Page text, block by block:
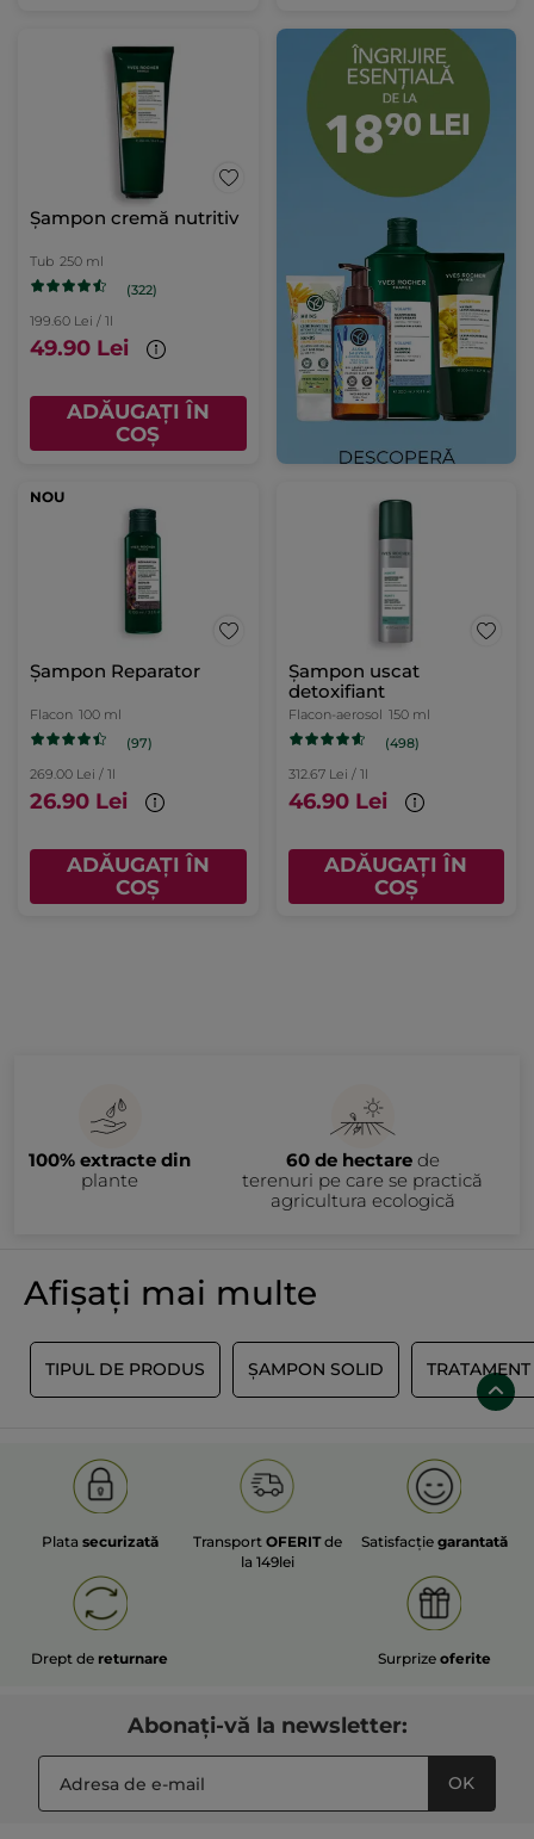
Șampon cremă nutritiv
Tub 250 ml
(322)
199.60 Lei / 1l
49.90 Lei
ADĂUGAȚI ÎN
COȘ
NOU
Șampon Reparator
Flacon 100 ml
(97)
269.00 Lei / 1l
26.90 Lei
ADĂUGAȚI ÎN
COȘ
Șampon uscat
detoxifiant
Flacon-aerosol 150 ml
(498)
312.67 Lei / 1l
46.90 Lei
ADĂUGAȚI ÎN
COȘ
100% extracte din
plante
60 de hectarede
terenuri pe care se practică
agricultura ecologică
Afișați mai multe
TIPUL DE PRODUS ȘAMPON SOLID TRATAMENT
Plata securizată Transport OFERITde
la 149lei
Satisfacțiegarantată
Drept de returnare Surprize oferite
Abonați-vă la newsletter:
OK